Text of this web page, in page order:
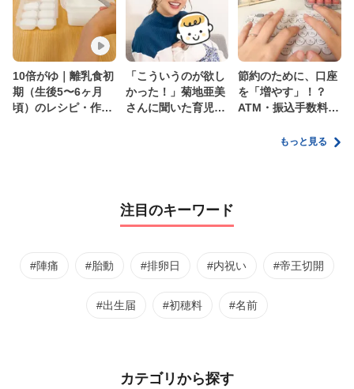
10倍がゆ｜離乳食初
期（生後5〜6ヶ月
頃）のレシピ・作り
「こういうのが欲し
かった！」菊地亜美
さんに聞いた育児
節約のために、口座
を「増やす」！？
ATM・振込手数料の
家計管理術もっと見る
注目のキーワード
#陣痛 #胎動 #排卵日 #内祝い #帝王切開
#出生届 #初穂料 #名前
カテゴリから探す